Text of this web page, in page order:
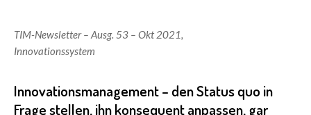
TIM-Newsletter – Ausg. 53 – Okt 2021,
Innovationssystem
Innovationsmanagement – den Status quo in
Frage stellen, ihn konsequent anpassen, gar